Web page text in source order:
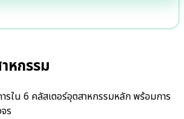
หกรรม
ใน 6 คลัสเตอร์อุตสาหกรรมหลัก พร้อมการ
ร